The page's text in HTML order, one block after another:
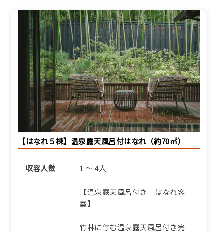
が息づく「海の京料理」を
愉しむのたり旅【AH】
1泊2食付き
94,710円/人/泊 ～
詳細
ふるさと納税宿泊クーポン対象施
設
【通年｜但馬牛】山海の滋
味が息づく「海の京料理」
と但馬牛しゃぶしゃぶ
【AHt】
1泊2食付き
100,485円/人/泊 ～
【はなれ５棟】温泉露天風呂付はなれ（約70㎡）
収容人数 1 ～ 4人
【温泉露天風呂付き はなれ客
室】
竹林に佇む温泉露天風呂付き完